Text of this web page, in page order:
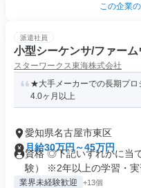
この企業
派遣社員
小型シーケンサ/ファー
スターワークス東海株式会社
★大手メーカーでの長期プロ
4.0ヶ月以上
愛知県名古屋市東区
月給30万円～45万円
資格 ◎下記いずれかに当
験） ※2年以上の学習・実
業界未経験歓迎 +13個